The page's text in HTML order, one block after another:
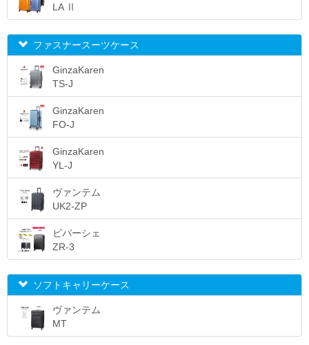
LA Ⅱ
ファスナースーツケース
GinzaKaren
TS-J
GinzaKaren
FO-J
GinzaKaren
YL-J
ヴァンテム
UK2-ZP
ビバーシェ
ZR-3
ソフトキャリーケース
ヴァンテム
MT